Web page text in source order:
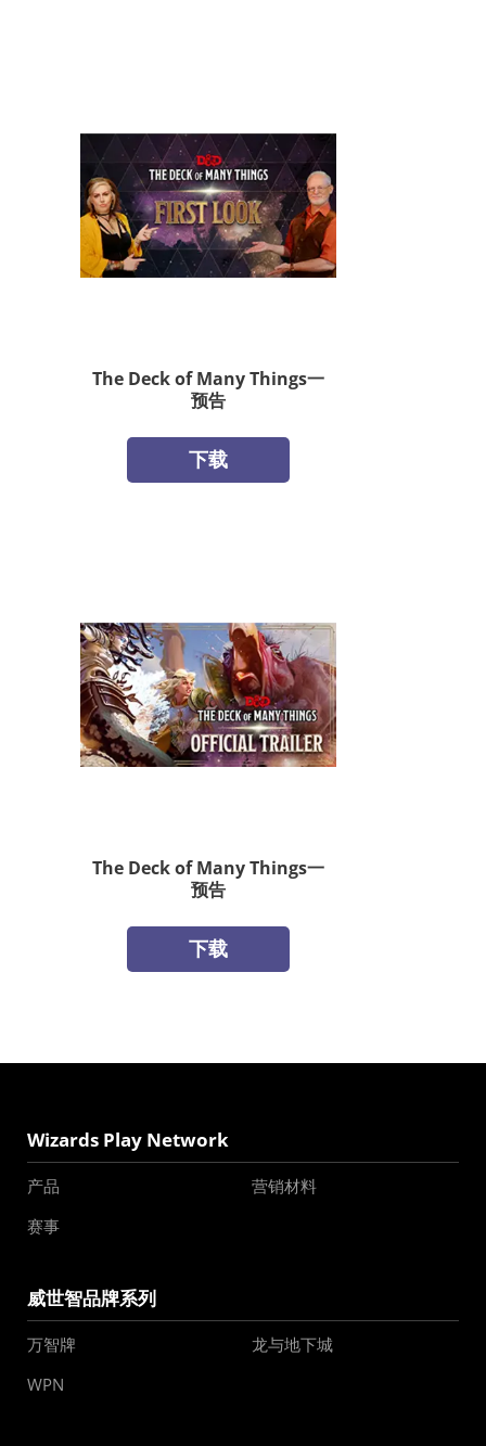
The Deck of Many Things一
预告
下载
The Deck of Many Things一
预告
下载
Wizards Play Network
产品
营销材料
赛事
威世智品牌系列
万智牌
龙与地下城
WPN